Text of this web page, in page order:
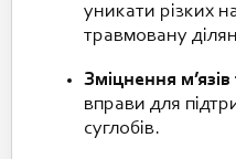
уникати різких
травмовану
Зміцнення м’язів
вправи для
суглобів.